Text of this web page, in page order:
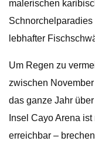
malerischen
lebhafter
Um Regen zu
zwischen
das ganze Jahr
Insel Cayo Arena
erreichbar –